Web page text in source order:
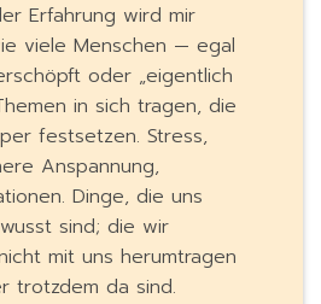
Erfahrung wird mir
viele Menschen — egal
oder „eigentlich
in sich tragen, die
festsetzen. Stress,
Anspannung,
Dinge, die uns
sind; die wir
mit uns herumtragen
trotzdem da sind.